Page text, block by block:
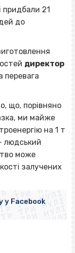
придбали 21
до
директор
перевага
що, порівняно
ми майже
на 1 т
людський
може
залучених
ТРИ НУЛІ
ТРИ НУЛІ
ТРИ НУЛІ
ТРИ НУЛІ
ТРИ НУЛІ
ТРИ НУЛІ
ТРИ НУЛІ
ТРИ НУЛІ
у Facebook